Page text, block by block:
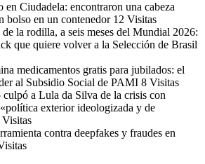
en Ciudadela: encontraron una cabeza
bolso en un contenedor 12 Visitas
la rodilla, a seis meses del Mundial 2026:
que quiere volver a la Selección de Brasil
medicamentos gratis para jubilados: el
al Subsidio Social de PAMI 8 Visitas
a Lula da Silva de la crisis con
exterior ideologizada y de
Visitas
contra deepfakes y fraudes en